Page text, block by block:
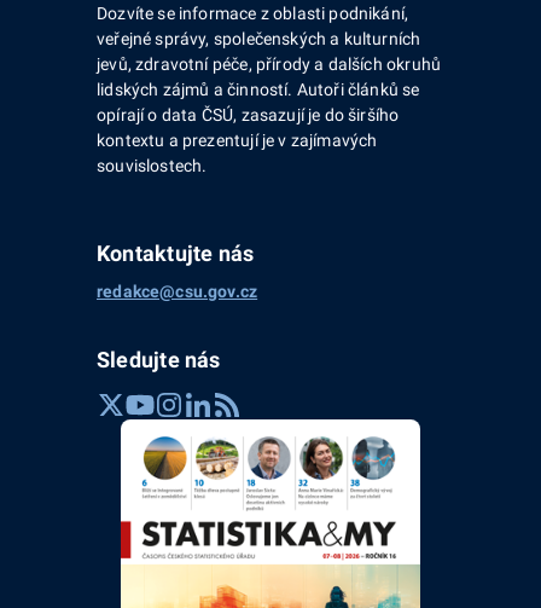
Dozvíte se informace z oblasti podnikání,
veřejné správy, společenských a kulturních
jevů, zdravotní péče, přírody a dalších okruhů
lidských zájmů a činností. Autoři článků se
opírají o data ČSÚ, zasazují je do širšího
kontextu a prezentují je v zajímavých
souvislostech.
Kontaktujte nás
redakce@csu.gov.cz
Sledujte nás